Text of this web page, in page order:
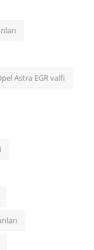
Astra EGR valfi